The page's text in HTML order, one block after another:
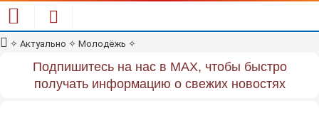
✧ Актуально ✧ Молодёжь ✧
Подпишитесь на нас в MAX, чтобы быстро
получать информацию о свежих новостях